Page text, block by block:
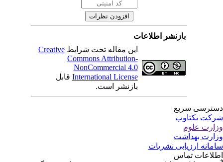
بازنشر اطلاعات
این مقاله تحت شرایطCreative
Commons Attribution-
NonCommercial 4.0
International Licenseقابل
بازنشر است.
سریع
یکتاوب
علوم
بهداشت
ارزیابی نشریات
تماس